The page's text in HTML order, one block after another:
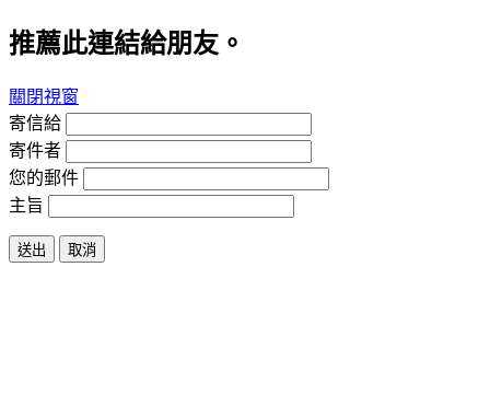
推薦此連結給朋友。
關閉視窗
寄信給
寄件者
您的郵件
主旨
送出 取消